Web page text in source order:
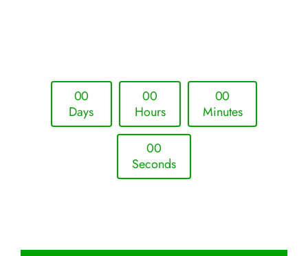
00
Days
00
Hours
00
Minutes
00
Seconds